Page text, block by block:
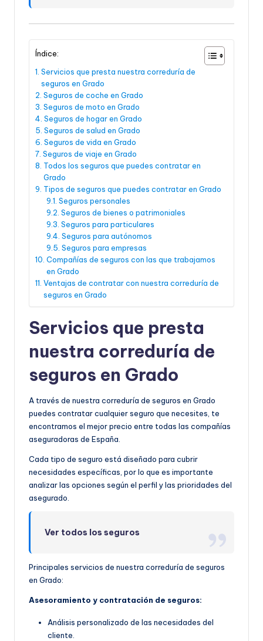
Índice:
Servicios que presta nuestra correduría de
seguros en Grado
Seguros de coche en Grado
Seguros de moto en Grado
Seguros de hogar en Grado
Seguros de salud en Grado
Seguros de vida en Grado
Seguros de viaje en Grado
Todos los seguros que puedes contratar en
Grado
Tipos de seguros que puedes contratar en Grado
Seguros personales
Seguros de bienes o patrimoniales
Seguros para particulares
Seguros para autónomos
Seguros para empresas
Compañías de seguros con las que trabajamos
en Grado
Ventajas de contratar con nuestra correduría de
seguros en Grado
Servicios que presta
nuestra correduría de
seguros en Grado
A través de nuestra correduría de seguros en Grado
puedes contratar cualquier seguro que necesites, te
encontramos el mejor precio entre todas las compañías
aseguradoras de España.
Cada tipo de seguro está diseñado para cubrir
necesidades específicas, por lo que es importante
analizar las opciones según el perfil y las prioridades del
asegurado.
Ver todos los seguros
Principales servicios de nuestra correduría de seguros
en Grado:
Asesoramiento y contratación de seguros:
Análisis personalizado de las necesidades del
cliente.